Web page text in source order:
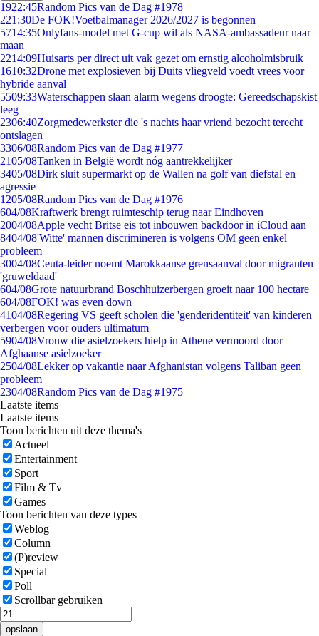
1922:45Random Pics van de Dag #1978
221:30De FOK!Voetbalmanager 2026/2027 is begonnen
5714:35Onlyfans-model met G-cup wil als NASA-ambassadeur naar
maan
2214:09Huisarts per direct uit vak gezet om ernstig alcoholmisbruik
1610:32Drone met explosieven bij Duits vliegveld voedt vrees voor
hybride aanval
5509:33Waterschappen slaan alarm wegens droogte: Gereedschapskist
leeg
2306:40Zorgmedewerkster die 's nachts haar vriend bezocht terecht
ontslagen
3306/08Random Pics van de Dag #1977
2105/08Tanken in België wordt nóg aantrekkelijker
3405/08Dirk sluit supermarkt op de Wallen na golf van diefstal en
agressie
1205/08Random Pics van de Dag #1976
604/08Kraftwerk brengt ruimteschip terug naar Eindhoven
2004/08Apple vecht Britse eis tot inbouwen backdoor in iCloud aan
8404/08'Witte' mannen discrimineren is volgens OM geen enkel
probleem
3004/08Ceuta-leider noemt Marokkaanse grensaanval door migranten
'gruweldaad'
604/08Grote natuurbrand Boschhuizerbergen groeit naar 100 hectare
604/08FOK! was even down
4104/08Regering VS geeft scholen die 'genderidentiteit' van kinderen
verbergen voor ouders ultimatum
5904/08Vrouw die asielzoekers hielp in Athene vermoord door
Afghaanse asielzoeker
2504/08Lekker op vakantie naar Afghanistan volgens Taliban geen
probleem
2304/08Random Pics van de Dag #1975
Laatste items
Laatste items
Toon berichten uit deze thema's
Actueel
Entertainment
Sport
Film & Tv
Games
Toon berichten van deze types
Weblog
Column
(P)review
Special
Poll
Scrollbar gebruiken
opslaan